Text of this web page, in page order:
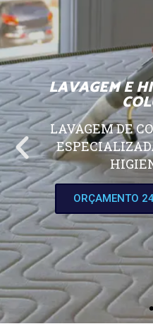
LAVAGEM E
LAVAGEM DE
ORÇAMENTO